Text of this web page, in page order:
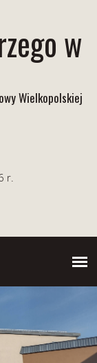
w
Wielkopolskiej
r.